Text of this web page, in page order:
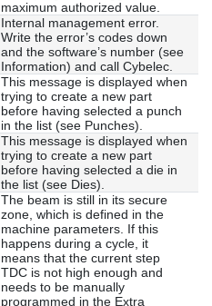
maximum authorized value.
Internal management error.
Write the error’s codes down
and the software’s number (see
Information) and call Cybelec.
This message is displayed when
trying to create a new part
before having selected a punch
in the list (see Punches).
This message is displayed when
trying to create a new part
before having selected a die in
the list (see Dies).
The beam is still in its secure
zone, which is defined in the
machine parameters. If this
happens during a cycle, it
means that the current step
TDC is not high enough and
needs to be manually
programmed in the Extra